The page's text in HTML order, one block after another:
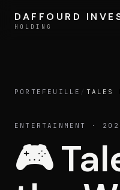
DAFFOURD
HOLDING
DAFFOURD
HOLDING
PORTEFEUILLE / TALES
ENTERTAINMENT ·
🎮